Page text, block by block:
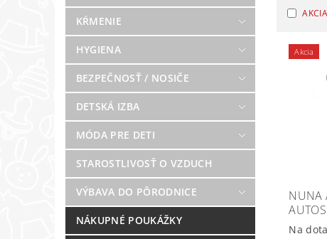
KŔMENIE
HYGIENA
BEZPEČNOSŤ / NOSIČE
DETSKÁ IZBA
MÓDA PRE DETI
STAROSTLIVOSŤ O VZDUCH
VÝBAVA DO PÔRODNICE
NÁKUPNÉ POUKÁŽKY
AKCIA
Akcia
NUNA
Na